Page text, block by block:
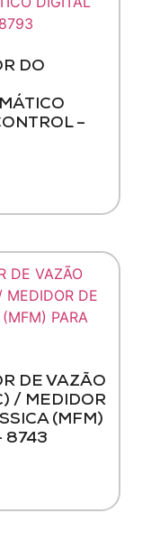
DO
–
DE VAZÃO
/ MEDIDOR
(MFM)
8743